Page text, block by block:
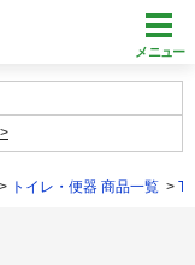
メニュー
トイレ・便器 商品一覧